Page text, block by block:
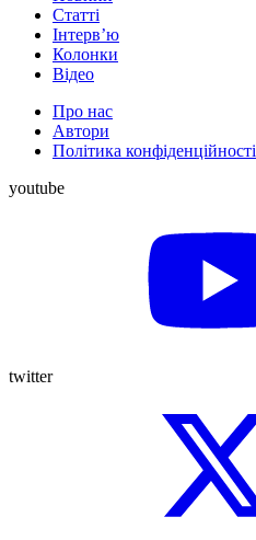
Статті
Інтерв’ю
Колонки
Відео
Про нас
Автори
Політика конфіденційності
youtube
twitter